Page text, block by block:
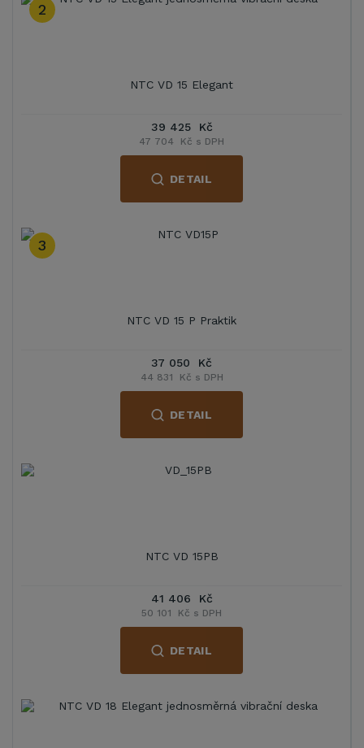
2
NTC VD 15 Elegant
39 425 Kč
47 704 Kč s DPH
DETAIL
3
NTC VD 15 P Praktik
37 050 Kč
44 831 Kč s DPH
DETAIL
NTC VD 15PB
41 406 Kč
50 101 Kč s DPH
DETAIL